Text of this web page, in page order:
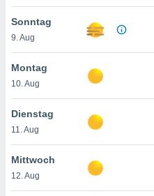
Ihnen
finden
. Sie
jederzeit
Rand
Sonntag
9. Aug
Montag
10. Aug
Dienstag
11. Aug
Mittwoch
12. Aug